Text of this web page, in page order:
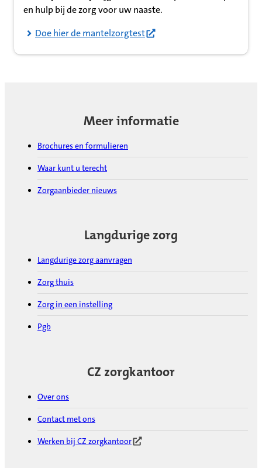
en hulp bij de zorg voor uw naaste.
Doe hier de mantelzorgtest
Meer informatie
Brochures en formulieren
Waar kunt u terecht
Zorgaanbieder nieuws
Langdurige zorg
Langdurige zorg aanvragen
Zorg thuis
Zorg in een instelling
Pgb
CZ zorgkantoor
Over ons
Contact met ons
Werken bij CZ zorgkantoor
(Opent in nieuw tabblad)